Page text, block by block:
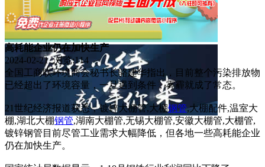
高耗能企业仍在加快生产
2024-02-21 浏览:114
全国工商联环境商会秘书长骆建华指出，目前整个污染排放物
已经超出了环境容量，一旦遇到条件，雾霾就成了常态。
21世纪经济报道获悉，镀锌大棚管,大棚钢管,大棚配件,温室大
棚,湖北大棚钢管,湖南大棚管,无锡大棚管,安徽大棚管,大棚管,
镀锌钢管目前尽管工业需求大幅降低，但各地一些高耗能企业
仍在加快生产。